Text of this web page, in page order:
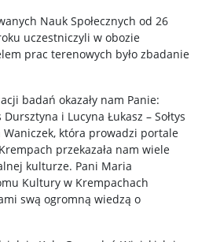
Nauk Społecznych od 26
uczestniczyli w obozie
prac terenowych było zbadanie
badań okazały nam Panie:
Dursztyna i Lucyna Łukasz – Sołtys
która prowadzi portale
przekazała nam wiele
kulturze. Pani Maria
Kultury w Krempachach
swą ogromną wiedzą o